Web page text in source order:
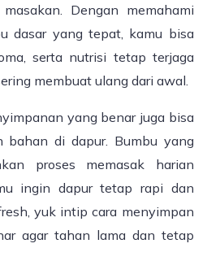
Dengan memahami
dasar yang tepat, kamu bisa
serta nutrisi tetap terjaga
membuat ulang dari awal.
yang benar juga bisa
bahan di dapur. Bumbu yang
proses memasak harian
ingin dapur tetap rapi dan
yuk intip cara menyimpan
agar tahan lama dan tetap